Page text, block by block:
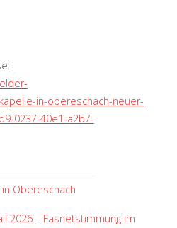
in-obereschach-neuer-
0237-40e1-a2b7-
Obereschach
2026 – Fasnetstimmung im